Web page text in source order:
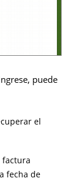
puede
el
factura
fecha de